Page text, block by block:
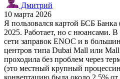
Дмитрий
10 марта 2026
Я пользовался картой БСБ Банка
2025. Работает, но с нюансами. В
сети заправок ENOC и в
центров типа Dubai Mall или Mall
проходила без проблем через
(это местный крупный
конвертацию была около 2.5%